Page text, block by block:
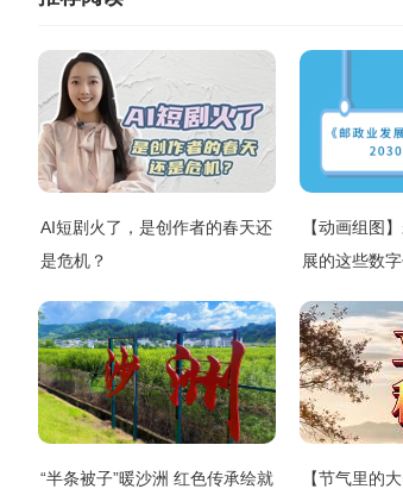
AI短剧火了，是创作者的春天还
是危机？
【动画组图
展的这些数
“半条被子”暖沙洲 红色传承绘就
【节气里的